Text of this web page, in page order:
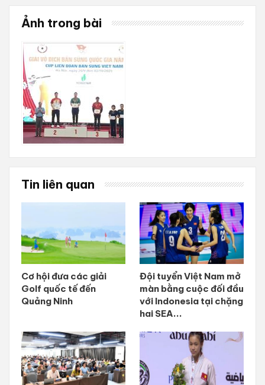
Ảnh trong bài
Tin liên quan
Cơ hội đưa các giải
Golf quốc tế đến
Quảng Ninh
Đội tuyển Việt Nam mở
màn bằng cuộc đối đầu
với Indonesia tại chặng
hai SEA...